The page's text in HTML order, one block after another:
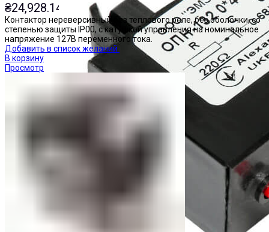
₴24,928.14
Контактор нереверсивный без теплового реле, без оболочки, со
степенью защиты IP00, с катушкой управления на номинальное
напряжение 127В переменного тока.
Добавить в список желаний
В корзину
Просмотр